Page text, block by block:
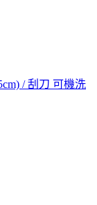
/ 刮刀 可機洗